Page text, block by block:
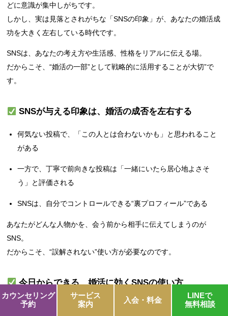
カウンセリング
予約
サービス
案内
入会・料金
LINEで
無料相談
どに意識が集中しがちです。
しかし、実は見落とされがちな「SNSの印象」が、あなたの婚活成
功を大きく左右している時代です。
SNSは、あなたの考え方や生活感、性格をリアルに伝える場。
だからこそ、“婚活の一部”として戦略的に活用することが大切”で
す。
SNSが与える印象は、婚活の成否を左右する
何気ない投稿で、「この人とは合わないかも」と思われること
がある
一方で、丁寧で前向きな投稿は「一緒にいたら居心地よさそ
う」と評価される
SNSは、自分でコントロールできる“裏プロフィール”である
あなたがどんな人物かを、会う前から相手に伝えてしまうのが
SNS。
だからこそ、“誤解されない”使い方が必要なのです。
今日からできる、婚活に効くSNSの使い方
ポジティブで共感されやすい投稿を心がける